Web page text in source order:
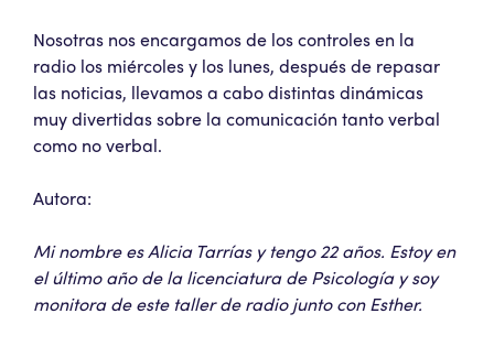
Nosotras nos encargamos de los controles en la
radio los miércoles y los lunes, después de repasar
las noticias, llevamos a cabo distintas dinámicas
muy divertidas sobre la comunicación tanto verbal
como no verbal.
Autora:
Mi nombre es Alicia Tarrías y tengo 22 años. Estoy en
el último año de la licenciatura de Psicología y soy
monitora de este taller de radio junto con Esther.